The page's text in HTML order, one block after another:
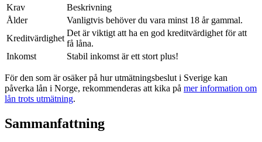
Krav
Beskrivning
Ålder
Vanligtvis behöver du vara minst 18 år gammal.
Kreditvärdighet
Det är viktigt att ha en god kreditvärdighet för att
få låna.
Inkomst
Stabil inkomst är ett stort plus!
För den som är osäker på hur utmätningsbeslut i Sverige kan
påverka lån i Norge, rekommenderas att kika på mer information om
lån trots utmätning.
Sammanfattning